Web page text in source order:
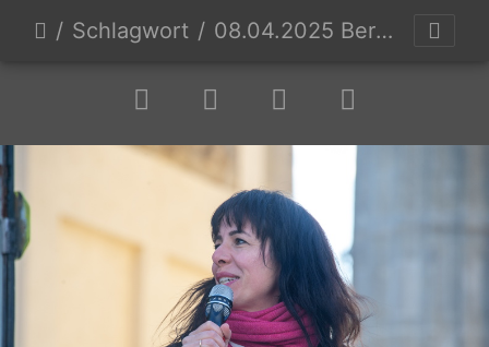
Schlagwort 08.04.2025 Berlin Elif Eralp, MdA Die Linke